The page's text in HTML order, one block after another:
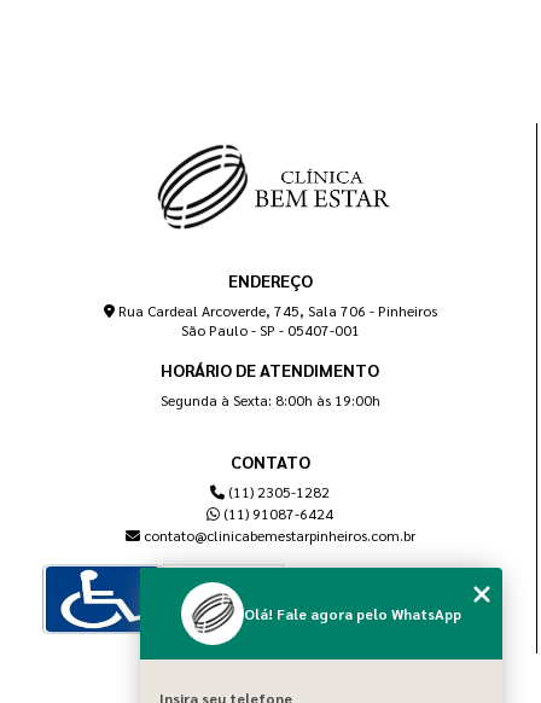
ENDEREÇO
Rua Cardeal Arcoverde, 745, Sala 706 - Pinheiros
São Paulo - SP - 05407-001
HORÁRIO DE ATENDIMENTO
Segunda à Sexta: 8:00h às 19:00h
CONTATO
(11) 2305-1282
(11) 91087-6424
contato@clinicabemestarpinheiros.com.br
Olá! Fale agora pelo WhatsApp
Insira seu telefone